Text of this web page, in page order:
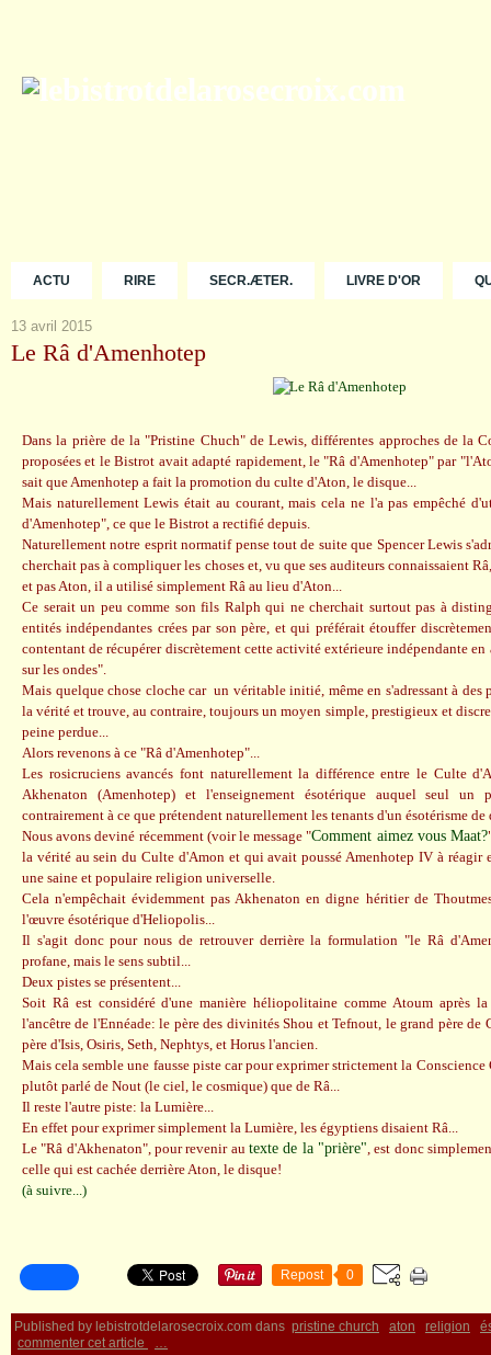
ACTU RIRE SECR.ÆTER. LIVRE D'OR
13 avril 2015
Le Râ d'Amenhotep
Dans la prière de la "Pristine Chuch" de Lewis, différentes approches de la
proposées et le Bistrot avait adapté rapidement, le "Râ d'Amenhotep" par
sait que Amenhotep a fait la promotion du culte d'Aton, le disque...
Mais naturellement Lewis était au courant, mais cela ne l'a pas empêché
d'Amenhotep", ce que le Bistrot a rectifié depuis.
Naturellement notre esprit normatif pense tout de suite que Spencer Lewis
cherchait pas à compliquer les choses et, vu que ses auditeurs connaissaient
et pas Aton, il a utilisé simplement Râ au lieu d'Aton...
Ce serait un peu comme son fils Ralph qui ne cherchait surtout pas à
entités indépendantes crées par son père, et qui préférait étouffer
contentant de récupérer discrètement cette activité extérieure indépendante
sur les ondes".
Mais quelque chose cloche car un véritable initié, même en s'adressant à des
la vérité et trouve, au contraire, toujours un moyen simple, prestigieux et
peine perdue...
Alors revenons à ce "Râ d'Amenhotep"...
Les rosicruciens avancés font naturellement la différence entre le Culte
Akhenaton (Amenhotep) et l'enseignement ésotérique auquel seul un
contrairement à ce que prétendent naturellement les tenants d'un ésotérisme de
Nous avons deviné récemment (voir le message "Comment aimez vous Maat?
la vérité au sein du Culte d'Amon et qui avait poussé Amenhotep IV à réagir
une saine et populaire religion universelle.
Cela n'empêchait évidemment pas Akhenaton en digne héritier de
l'œuvre ésotérique d'Heliopolis...
Il s'agit donc pour nous de retrouver derrière la formulation "le Râ
profane, mais le sens subtil...
Deux pistes se présentent...
Soit Râ est considéré d'une manière héliopolitaine comme Atoum après
l'ancêtre de l'Ennéade: le père des divinités Shou et Tefnout, le grand père de
père d'Isis, Osiris, Seth, Nephtys, et Horus l'ancien.
Mais cela semble une fausse piste car pour exprimer strictement la
plutôt parlé de Nout (le ciel, le cosmique) que de Râ...
Il reste l'autre piste: la Lumière...
En effet pour exprimer simplement la Lumière, les égyptiens disaient Râ...
Le "Râ d'Akhenaton", pour revenir au texte de la "prière", est donc
celle qui est cachée derrière Aton, le disque!
(à suivre...)
Repost 0
Published by lebistrotdelarosecroix.com dans pristine church aton religion
commenter cet article
…